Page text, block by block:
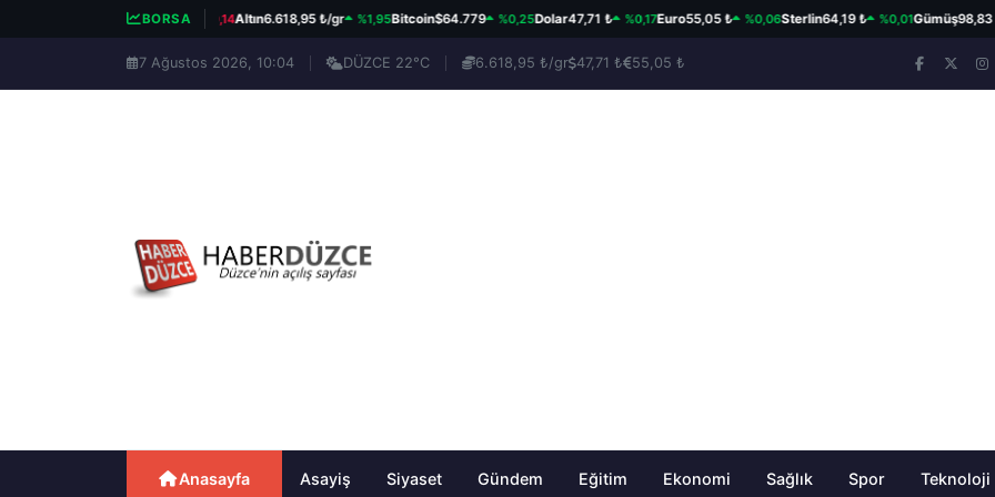
BORSA
13.780,11 %0,14 Altın6.618,95 ₺/gr %1,95Bitcoin$64.779 %0,25Dolar47,71 ₺ %0,17Euro55,05 ₺ %0,06Sterlin64,19 ₺ %0,01Gümüş98,83 ₺/gr
7 Ağustos 2026, 10:04 DÜZCE 22°C 6.618,95 ₺/gr 47,71 ₺ 55,05 ₺
Anasayfa Asayiş Siyaset Gündem Eğitim Ekonomi Sağlık Spor Teknoloji